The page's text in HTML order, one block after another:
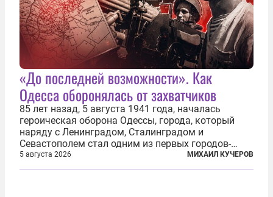
«До последней возможности». Как
Одесса оборонялась от захватчиков
85 лет назад, 5 августа 1941 года, началась
героическая оборона Одессы, города, который
наряду с Ленинградом, Сталинградом и
Севастополем стал одним из первых городов-
героев. Историки приводят фразу из телеграммы
Иосифа Сталина, датированной сентябрем 1941-
5 августа 2026 МИХАИЛ КУЧЕРОВ